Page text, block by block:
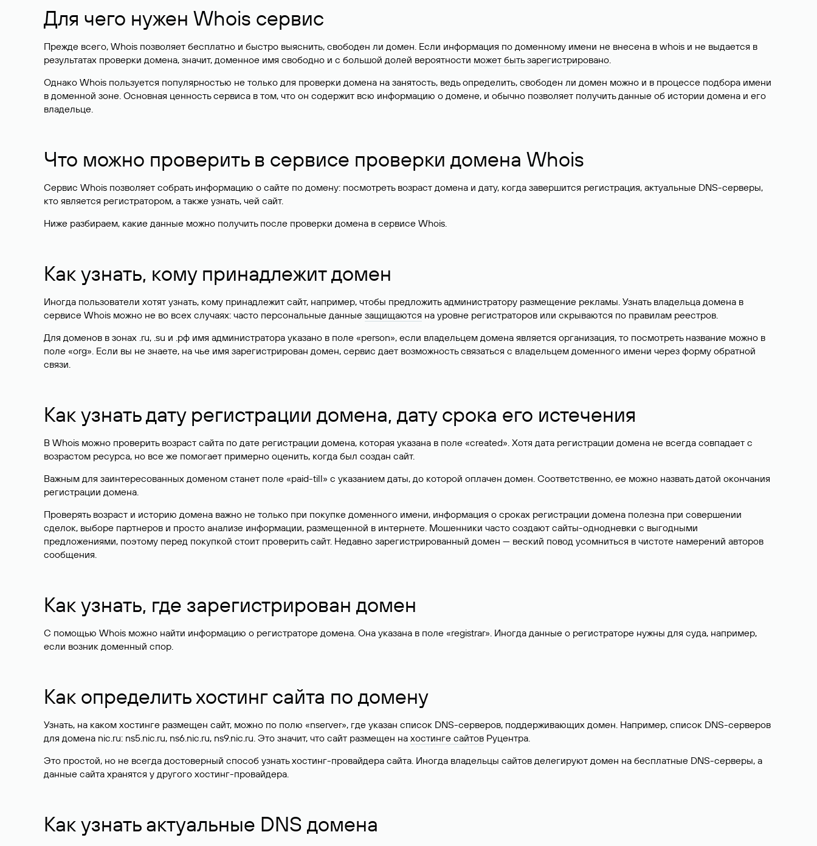
Для чего нужен Whois сервис
Прежде всего, Whois позволяет бесплатно и быстро выяснить, свободен ли домен. Если информация по доменному имени не внесена в whois и не выдается в
результатах проверки домена, значит, доменное имя свободно и с большой долей вероятности может быть зарегистрировано.
Однако Whois пользуется популярностью не только для проверки домена на занятость, ведь определить, свободен ли домен можно и в процессе подбора имени
в доменной зоне. Основная ценность сервиса в том, что он содержит всю информацию о домене, и обычно позволяет получить данные об истории домена и его
владельце.
Что можно проверить в сервисе проверки домена Whois
Сервис Whois позволяет собрать информацию о сайте по домену: посмотреть возраст домена и дату, когда завершится регистрация, актуальные DNS-серверы,
кто является регистратором, а также узнать, чей сайт.
Ниже разбираем, какие данные можно получить после проверки домена в сервисе Whois.
Как узнать, кому принадлежит домен
Иногда пользователи хотят узнать, кому принадлежит сайт, например, чтобы предложить администратору размещение рекламы. Узнать владельца домена в
сервисе Whois можно не во всех случаях: часто персональные данные защищаются на уровне регистраторов или скрываются по правилам реестров.
Для доменов в зонах .ru, .su и .рф имя администратора указано в поле «person», если владельцем домена является организация, то посмотреть название можно в
поле «org». Если вы не знаете, на чье имя зарегистрирован домен, сервис дает возможность связаться с владельцем доменного имени через форму обратной
связи.
Как узнать дату регистрации домена, дату срока его истечения
В Whois можно проверить возраст сайта по дате регистрации домена, которая указана в поле «created». Хотя дата регистрации домена не всегда совпадает с
возрастом ресурса, но все же помогает примерно оценить, когда был создан сайт.
Важным для заинтересованных доменом станет поле «paid-till» с указанием даты, до которой оплачен домен. Соответственно, ее можно назвать датой окончания
регистрации домена.
Проверять возраст и историю домена важно не только при покупке доменного имени, информация о сроках регистрации домена полезна при совершении
сделок, выборе партнеров и просто анализе информации, размещенной в интернете. Мошенники часто создают сайты-однодневки с выгодными
предложениями, поэтому перед покупкой стоит проверить сайт. Недавно зарегистрированный домен — веский повод усомниться в чистоте намерений авторов
сообщения.
Как узнать, где зарегистрирован домен
С помощью Whois можно найти информацию о регистраторе домена. Она указана в поле «registrar». Иногда данные о регистраторе нужны для суда, например,
если возник доменный спор.
Как определить хостинг сайта по домену
Узнать, на каком хостинге размещен сайт, можно по полю «nserver», где указан список DNS-серверов, поддерживающих домен. Например, список DNS-серверов
для домена nic.ru: ns5.nic.ru, ns6.nic.ru, ns9.nic.ru. Это значит, что сайт размещен на хостинге сайтов Руцентра.
Это простой, но не всегда достоверный способ узнать хостинг-провайдера сайта. Иногда владельцы сайтов делегируют домен на бесплатные DNS-серверы, а
данные сайта хранятся у другого хостинг-провайдера.
Как узнать актуальные DNS домена